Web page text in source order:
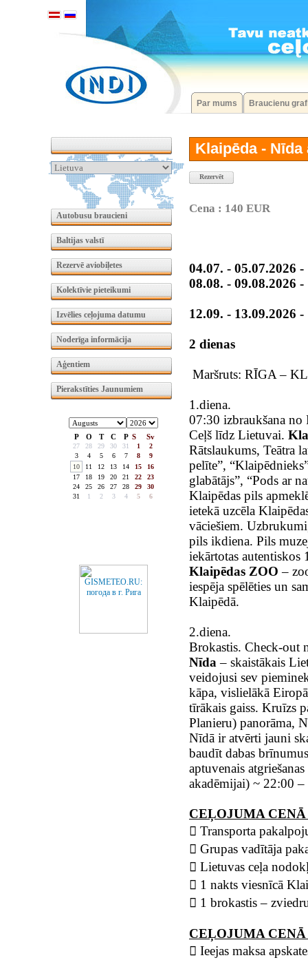
Par mums Braucienu
Autobusu braucieni
Baltijas valstī
Rezervē aviobiļetes
Kolektīvie pieteikumi
Izvēlies ceļojuma datumu
Noderīga informācija
Aģentiem
Pierakstīties Jaunumiem
P O T C P S Sv
27 28 29 30 31 1
2
3
4 5 6 7 8
9
10
11 12 13 14 15
16
17
18 19 20 21 22
23
24
25 26 27 28 29
30
31
1 2 3 4 5 6
Klaipēda -
Rezervēt
Cena : 140 EUR
04.07. - 05.07.2026 -
08.08. - 09.08.2026
12.09. - 13.09.2026
2 dienas
Maršruts: RĪGA –
1.diena.
07:30 izbraukšana
Ceļš līdz Lietuvai.
Rātslaukums, Teātra
pelīte”,
glabātājs”, “Pods ar
Klaipēdas pils
ietekā uzcēla
vāciešiem.
pils ikdiena. Pils
iekārtotas
Klaipēdas ZOO–
iespēja spēlēties un
Klaipēdā.
2.diena.
Brokastis. Check-out
Nīda – skaistākais
veidojusi sev
kāpa, vislielākā
tīrākais gaiss. Kruīzs
Planieru) panorāma,
Nīdā ir atvērti jauni
baudīt dabas
aptuvenais
akadēmijai) ~ 22:00
CEĻOJUMA
 Transporta
 Grupas vadītāja
 Lietuvas ceļa
 1 nakts viesnīcā
 1 brokastis –
CEĻOJUMA
 Ieejas maksa